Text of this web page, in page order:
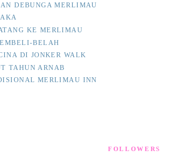
DEBUNGA MERLIMAU
KE MERLIMAU
BELAH
DI JONKER WALK
TAHUN ARNAB
MERLIMAU INN
FOLLOWERS